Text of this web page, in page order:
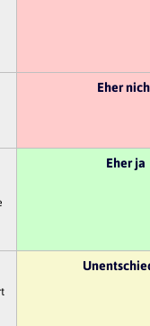
Eher
Eher ja